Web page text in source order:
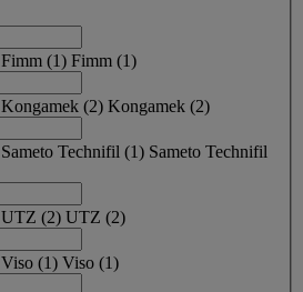
Fimm (1) Fimm (1)
Kongamek (2) Kongamek (2)
Sameto Technifil (1) Sameto Technifil
UTZ (2) UTZ (2)
Viso (1) Viso (1)